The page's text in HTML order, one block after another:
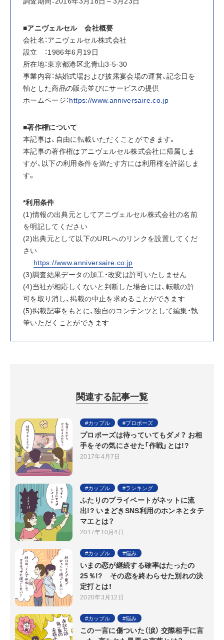
■アニヴェルセル　会社概要
会社名：アニヴェルセル株式会社
設立　：1986年6月19日
所在地：東京都港区北青山3-5-30
事業内容：結婚式場および披露宴会場の運営、記念日を
軸とした商品の販売並びにサービスの提供
ホームページ：https://www.anniversaire.co.jp
■著作権について
本記事は、自由に転載いただくことができます。
本記事の著作権はアニヴェルセル株式会社に帰属しま
すが、以下の利用条件を満たす方には利用権を許諾しま
す。
*利用条件
(1)情報の出典元としてアニヴェルセル株式会社の名前
を明記してください
(2)出典元として以下のURLへのリンクを設置してくだ
さい
https://www.anniversaire.co.jp
(3)調査結果データの加工・改変は許可いたしません
(4)当社が相応しくないと判断した場合には、転載の許
可を取り消し、掲載の中止を求めることができます
(5)掲載記事をもとに、独自のコンテンツとして編集・執
筆いただくことができます
関連する記事一覧
カップル プロポーズ
プロポーズは待っていてもダメ？ お相
手をその気にさせた「作戦」とは!?
2017年4月7日
カップル ランキング
ふたりのプライベートがネットに流
出!? いまどきSNS利用のホンネとタテ
マエとは？
2017年10月4日
カップル 悩み
いまの恋が継続する確率はたったの
25％!? その恋を終わらせた別れの決
定打とは！
2020年3月12日
カップル 悩み
この一言に傷ついた（涙） 交際相手に言